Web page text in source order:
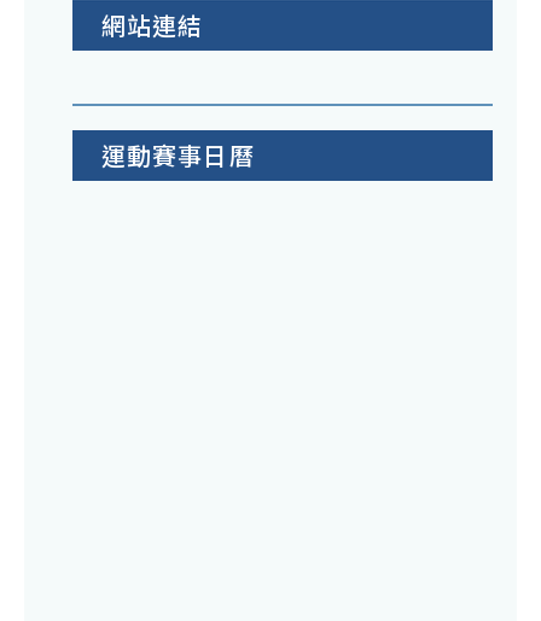
網站連結
運動賽事日曆